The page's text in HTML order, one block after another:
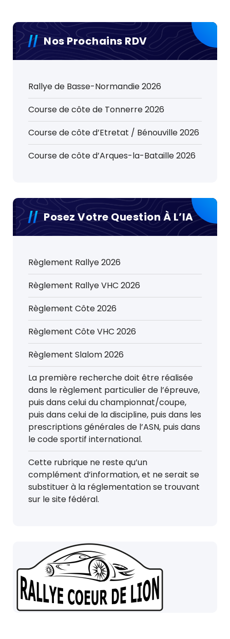
Nos Prochains RDV
Rallye de Basse-Normandie 2026
Course de côte de Tonnerre 2026
Course de côte d’Etretat / Bénouville 2026
Course de côte d’Arques-la-Bataille 2026
Posez Votre Question À L’IA
Règlement Rallye 2026
Règlement Rallye VHC 2026
Règlement Côte 2026
Règlement Côte VHC 2026
Règlement Slalom 2026
La première recherche doit être réalisée
dans le règlement particulier de l’épreuve,
puis dans celui du championnat/coupe,
puis dans celui de la discipline, puis dans les
prescriptions générales de l’ASN, puis dans
le code sportif international.
Cette rubrique ne reste qu’un
complément d’information, et ne serait se
substituer à la réglementation se trouvant
sur le site fédéral.